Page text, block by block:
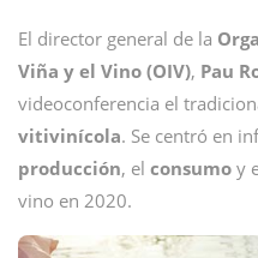
El director general de la
Viña y el Vino (OIV), Pau
videoconferencia el
vitivinícola. Se centró en
producción, el consumo y
vino en 2020.